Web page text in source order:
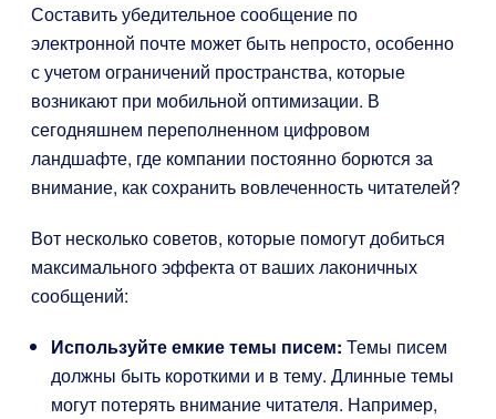
Составить убедительное сообщение по
электронной почте может быть непросто, особенно
с учетом ограничений пространства, которые
возникают при мобильной оптимизации. В
сегодняшнем переполненном цифровом
ландшафте, где компании постоянно борются за
внимание, как сохранить вовлеченность читателей?
Вот несколько советов, которые помогут добиться
максимального эффекта от ваших лаконичных
сообщений:
Используйте емкие темы писем: Темы писем
должны быть короткими и в тему. Длинные темы
могут потерять внимание читателя. Например,